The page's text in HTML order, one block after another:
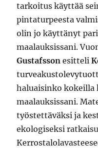
tarkoitus käyttää
pintaturpeesta
olin jo käyttänyt
maalauksissani.
Gustafsson esitteli
haluaisinko kokeilla
maalauksissani.
työstettäväksi ja
ekologiseksi